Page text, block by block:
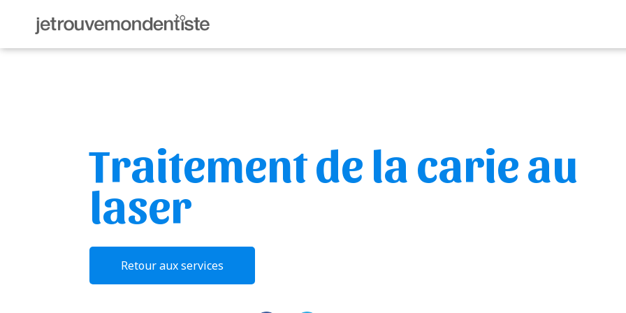
Traitement de la carie au
laser
Retour aux services